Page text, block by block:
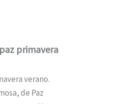
primavera
verano.
de Paz